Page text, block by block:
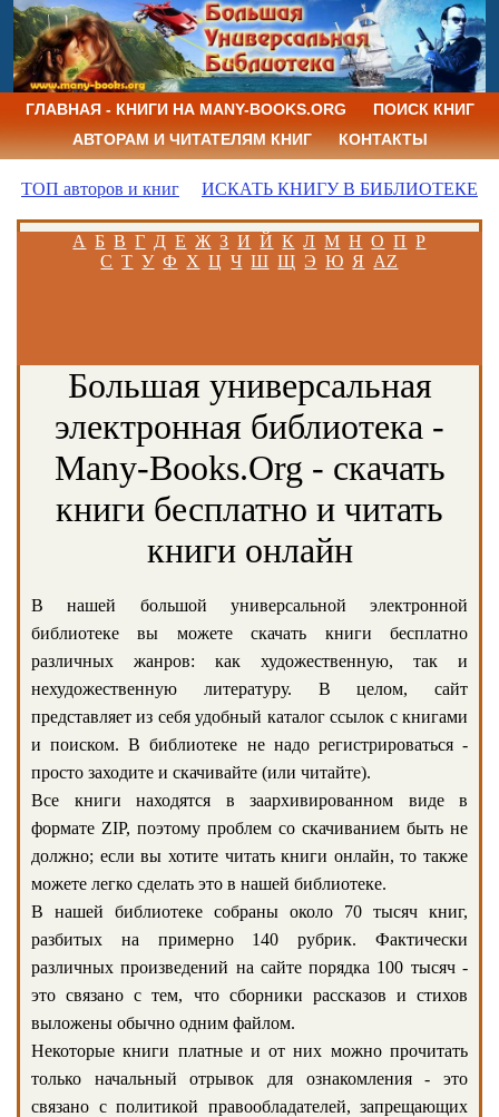
ГЛАВНАЯ - КНИГИ НА MANY-BOOKS.ORG
ПОИСК КНИГ
АВТОРАМ И ЧИТАТЕЛЯМ КНИГ
КОНТАКТЫ
ТОП авторов и книг ИСКАТЬ КНИГУ В БИБЛИОТЕКЕ
А Б В Г Д Е Ж З И Й К Л М Н О П Р
С Т У Ф Х Ц Ч Ш Щ Э Ю Я AZ
Большая универсальная
электронная библиотека -
Many-Books.Org - скачать
книги бесплатно и читать
книги онлайн
В нашей большой универсальной электронной
библиотеке вы можете скачать книги бесплатно
различных жанров: как художественную, так и
нехудожественную литературу. В целом, сайт
представляет из себя удобный каталог ссылок с книгами
и поиском. В библиотеке не надо регистрироваться -
просто заходите и скачивайте (или читайте).
Все книги находятся в заархивированном виде в
формате ZIP, поэтому проблем со скачиванием быть не
должно; если вы хотите читать книги онлайн, то также
можете легко сделать это в нашей библиотеке.
В нашей библиотеке собраны около 70 тысяч книг,
разбитых на примерно 140 рубрик. Фактически
различных произведений на сайте порядка 100 тысяч -
это связано с тем, что сборники рассказов и стихов
выложены обычно одним файлом.
Некоторые книги платные и от них можно прочитать
только начальный отрывок для ознакомления - это
связано с политикой правообладателей, запрещающих